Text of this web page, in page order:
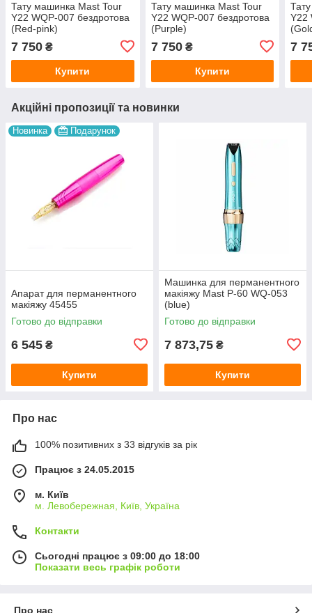
Тату машинка Mast Tour
Y22 WQP-007 бездротова
(Red-pink)
7 750 ₴
Купити
Тату машинка Mast Tour
Y22 WQP-007 бездротова
(Purple)
7 750₴
Купити
Y22
7
Акційні пропозиції та новинки
Новинка Подарунок
Апарат для перманентного
макіяжу 45455
Готово до відправки
6 545 ₴
Купити
Машинка для перманентного
макіяжу Mast P-60 WQ-053
(blue)
Готово до відправки
7 873,75 ₴
Купити
Про нас
100% позитивних з 33 відгуків за рік
Працює з 24.05.2015
м. Київ
м. Левобережная, Київ, Україна
Контакти
Сьогодні працює з 09:00 до 18:00
Показати весь графік роботи
Про нас